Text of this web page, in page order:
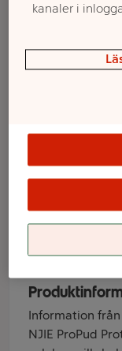
Varumärke
ProPud
Information
NJIE ProPud
kanaler i